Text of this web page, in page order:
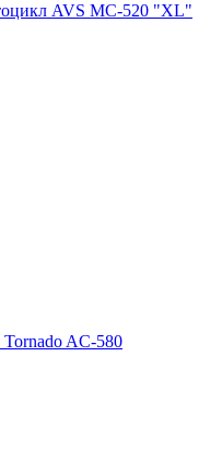
AVS МС-520 "XL"
AC-580